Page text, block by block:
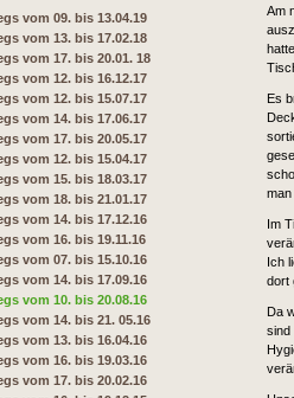
vom 09. bis 13.04.19
vom 13. bis 17.02.18
vom 17. bis 20.01. 18
vom 12. bis 16.12.17
vom 12. bis 15.07.17
vom 14. bis 17.06.17
vom 17. bis 20.05.17
vom 12. bis 15.04.17
vom 15. bis 18.03.17
vom 18. bis 21.01.17
vom 14. bis 17.12.16
vom 16. bis 19.11.16
vom 07. bis 15.10.16
vom 14. bis 17.09.16
vom 10. bis 20.08.16
vom 14. bis 21. 05.16
vom 13. bis 16.04.16
vom 16. bis 19.03.16
vom 17. bis 20.02.16
Am
Es
Im
Ich
dort
Da
sind